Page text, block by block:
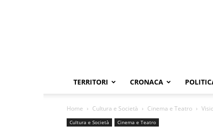
TERRITORI CRONACA
Home Cultura e Società Cinema e Teatro
Cultura e Società Cinema e Teatro